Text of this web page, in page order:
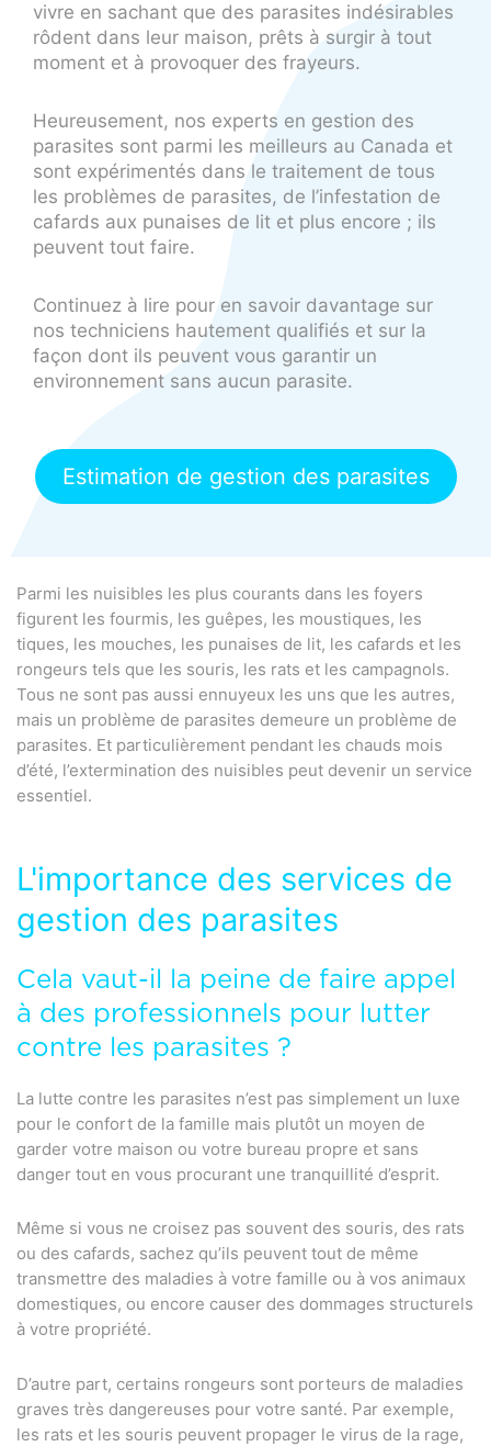
vivre en sachant que des parasites indésirables
rôdent dans leur maison, prêts à surgir à tout
moment et à provoquer des frayeurs.
Heureusement, nos experts en gestion des
parasites sont parmi les meilleurs au Canada et
sont expérimentés dans le traitement de tous
les problèmes de parasites, de l’infestation de
cafards aux punaises de lit et plus encore ; ils
peuvent tout faire.
Continuez à lire pour en savoir davantage sur
nos techniciens hautement qualifiés et sur la
façon dont ils peuvent vous garantir un
environnement sans aucun parasite.
Estimation de gestion des parasites
Parmi les nuisibles les plus courants dans les foyers
figurent les fourmis, les guêpes, les moustiques, les
tiques, les mouches, les punaises de lit, les cafards et les
rongeurs tels que les souris, les rats et les campagnols.
Tous ne sont pas aussi ennuyeux les uns que les autres,
mais un problème de parasites demeure un problème de
parasites. Et particulièrement pendant les chauds mois
d’été, l’extermination des nuisibles peut devenir un service
essentiel.
L'importance des services de
gestion des parasites
Cela vaut-il la peine de faire appel
à des professionnels pour lutter
contre les parasites ?
La lutte contre les parasites n’est pas simplement un luxe
pour le confort de la famille mais plutôt un moyen de
garder votre maison ou votre bureau propre et sans
danger tout en vous procurant une tranquillité d’esprit.
Même si vous ne croisez pas souvent des souris, des rats
ou des cafards, sachez qu’ils peuvent tout de même
transmettre des maladies à votre famille ou à vos animaux
domestiques, ou encore causer des dommages structurels
à votre propriété.
D’autre part, certains rongeurs sont porteurs de maladies
graves très dangereuses pour votre santé. Par exemple,
les rats et les souris peuvent propager le virus de la rage,